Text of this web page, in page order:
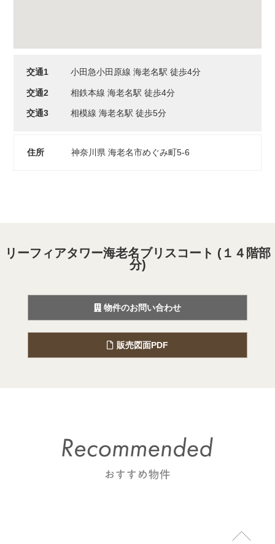
交通1 小田急小田原線 海老名駅 徒歩4分
交通2 相鉄本線 海老名駅 徒歩4分
交通3 相模線 海老名駅 徒歩5分
住所 神奈川県 海老名市めぐみ町5-6
リーフィアタワー海老名ブリスコート (１４階部
分)
物件のお問い合わせ
販売図面PDF